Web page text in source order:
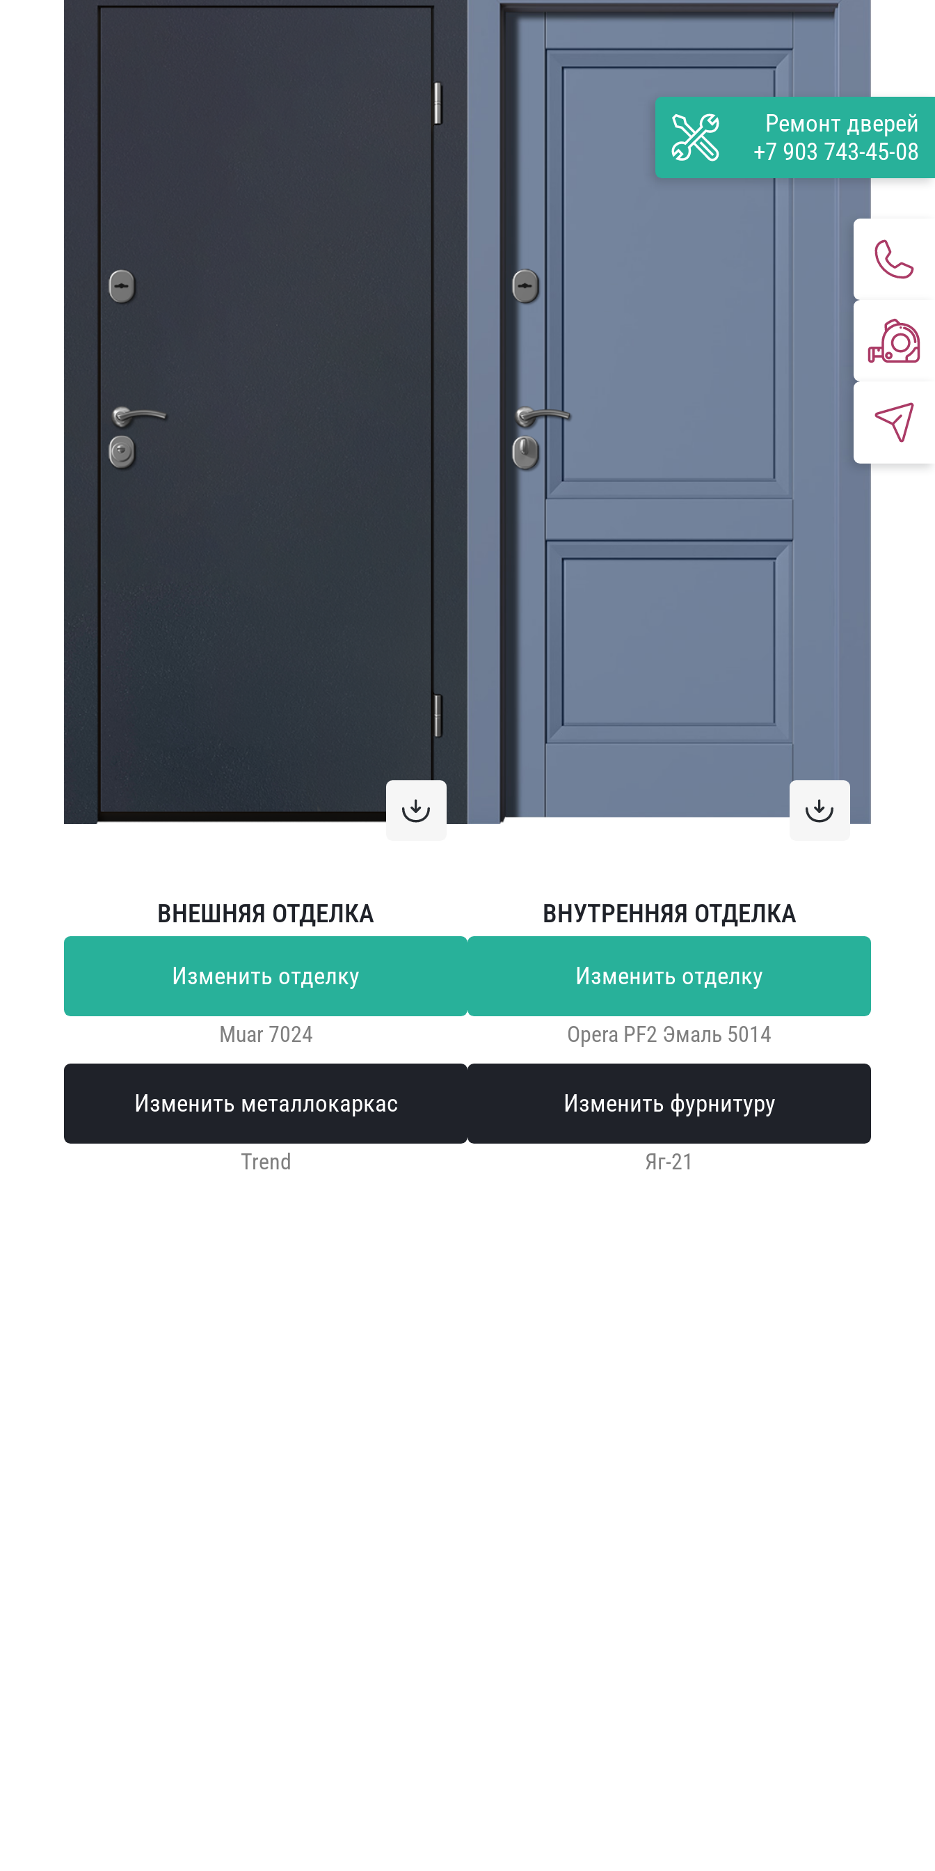
ВНЕШНЯЯ ОТДЕЛКА
Изменить отделку
Muar 7024
Изменить металлокаркас
Trend
ВНУТРЕННЯЯ ОТДЕЛКА
Изменить отделку
Opera PF2 Эмаль 5014
Изменить фурнитуру
Яг-21
Ремонт дверей
+7 903 743-45-08